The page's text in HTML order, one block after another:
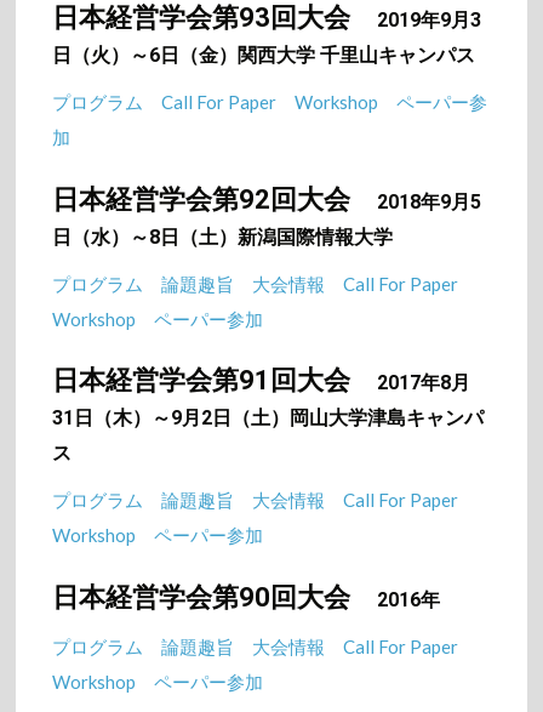
日本経営学会第93回大会
2019年9月3
日（火）～6日（金）関西大学 千里山キャンパス
プログラム Call For Paper Workshop
ペーパー参
加
日本経営学会第92回大会
2018年9月5
日（水）～8日（土）新潟国際情報大学
プログラム 論題趣旨 大会情報
Call For Paper
Workshop
ペーパー参加
日本経営学会第91回大会
2017年8月
31日（木）～9月2日（土）岡山大学津島キャンパ
ス
プログラム 論題趣旨 大会情報
Call For Paper
Workshop
ペーパー参加
日本経営学会第90回大会 2016年
プログラム 論題趣旨 大会情報
Call For Paper
Workshop
ペーパー参加